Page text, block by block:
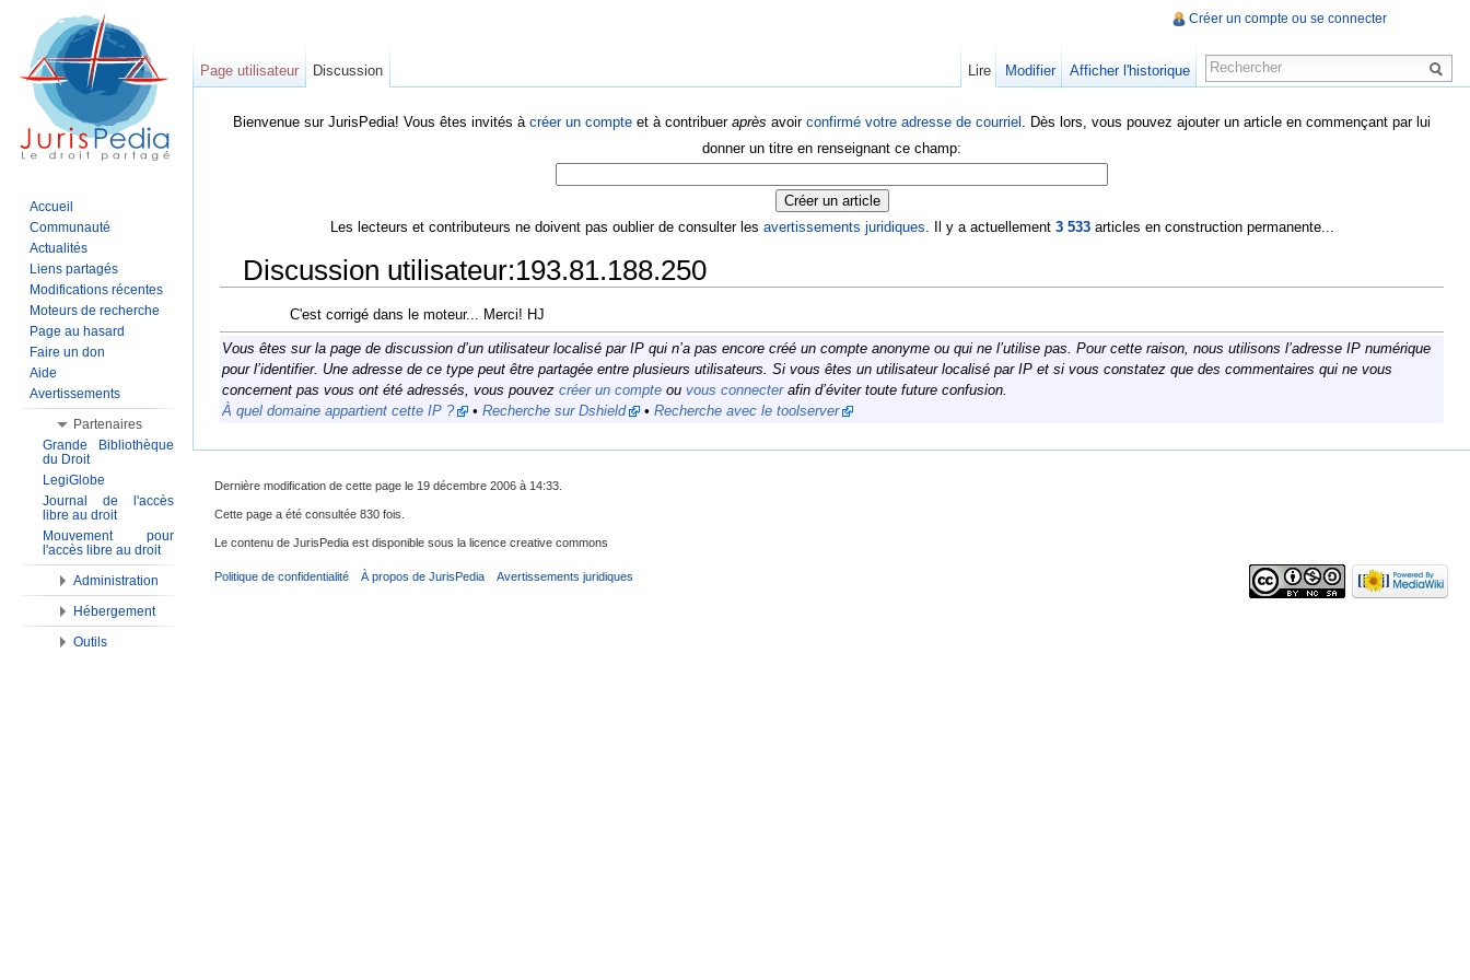
Bienvenue sur JurisPedia! Vous êtes invités à créer un compte et à contribuer après avoir confirmé votre adresse de courriel . Dès lors, vous pouvez ajouter un article en commençant par lui
donner un titre en renseignant ce champ:
Les lecteurs et contributeurs ne doivent pas oublier de consulter les avertissements juridiques. Il y a actuellement 3 533articles en construction permanente...
Discussion utilisateur:193.81.188.250
C'est corrigé dans le moteur... Merci! HJ
Vous êtes sur la page de discussion d’un utilisateur localisé par IP qui n’a pas encore créé un compte anonyme ou qui ne l’utilise pas. Pour cette raison, nous utilisons l’adresse IP numérique
pour l’identifier. Une adresse de ce type peut être partagée entre plusieurs utilisateurs. Si vous êtes un utilisateur localisé par IP et si vous constatez que des commentaires qui ne vous
concernent pas vous ont été adressés, vous pouvez créer un compte ou vous connecterafin d’éviter toute future confusion.
À quel domaine appartient cette IP ?
• Recherche sur Dshield • Recherche avec le toolserver
Créer un compte ou se connecter
Page utilisateur Discussion Lire Modifier Afficher l'historique
Accueil
Communauté
Actualités
Liens partagés
Modifications récentes
Moteurs de recherche
Page au hasard
Faire un don
Aide
Avertissements
Partenaires
Grande Bibliothèque
du Droit
LegiGlobe
Journal de l'accès
libre au droit
Mouvement pour
l'accès libre au droit
Administration
Hébergement
Outils
Dernière modification de cette page le 19 décembre 2006 à 14:33.
Cette page a été consultée 830 fois.
Le contenu de JurisPedia est disponible sous la licence creative commons
Politique de confidentialité À propos de JurisPedia Avertissements juridiques